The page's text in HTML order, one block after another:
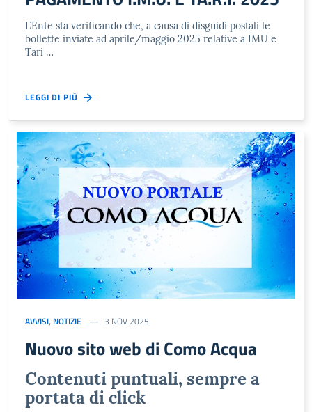
L’Ente sta verificando che, a causa di disguidi postali le
bollette inviate ad aprile/maggio 2025 relative a IMU e
Tari …
LEGGI DI PIÙ
AVVISI, NOTIZIE 3 NOV 2025
Nuovo sito web di Como Acqua
Contenuti puntuali, sempre a
portata di click